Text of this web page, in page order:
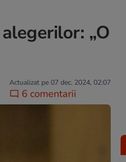
„O
Actualizat pe 07 dec. 2024, 02:07
6 comentarii